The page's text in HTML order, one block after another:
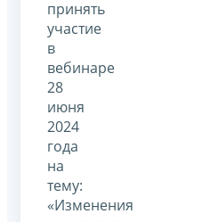
принять
участие
в
вебинаре
28
июня
2024
года
на
тему:
«Изменения